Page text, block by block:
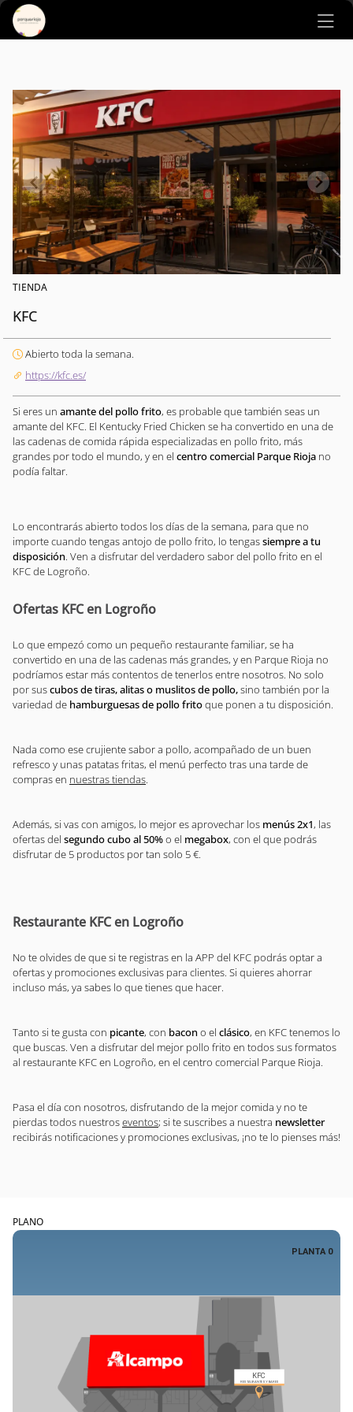
Ir al contenido principal
TIENDA
KFC
Abierto toda la semana.
https://kfc.es/
Si eres un amante del pollo frito, es probable que también seas un
amante del KFC. El Kentucky Fried Chicken se ha convertido en una de
las cadenas de comida rápida especializadas en pollo frito, más
grandes por todo el mundo, y en el centro comercial Parque Rioja no
podía faltar.
Lo encontrarás abierto todos los días de la semana, para que no
importe cuando tengas antojo de pollo frito, lo tengassiempre a tu
disposición. Ven a disfrutar del verdadero sabor del pollo frito en el
KFC de Logroño.
Ofertas KFC en Logroño
Lo que empezó como un pequeño restaurante familiar, se ha
convertido en una de las cadenas más grandes, y en Parque Rioja no
podríamos estar más contentos de tenerlos entre nosotros. No solo
por suscubos de tiras, alitas o muslitos de pollo,sino también por la
variedad de hamburguesas de pollo fritoque ponen a tu disposición.
Nada como ese crujiente sabor a pollo, acompañado de un buen
refresco y unas patatas fritas, el menú perfecto tras una tarde de
compras en nuestras tiendas.
Además, si vas con amigos, lo mejor es aprovechar los menús 2x1, las
ofertas del segundo cubo al 50%o el megabox, con el que podrás
disfrutar de 5 productos por tan solo 5 €.
Restaurante KFC en Logroño
No te olvides de que si te registras en la APP del KFC podrás optar a
ofertas y promociones exclusivas para clientes. Si quieres ahorrar
incluso más, ya sabes lo que tienes que hacer.
Tanto si te gusta con picante, con bacon o el clásico, en KFC tenemos lo
que buscas. Ven a disfrutar del mejor pollo frito en todos sus formatos
al restaurante KFC en Logroño, en el centro comercial Parque Rioja.
Pasa el día con nosotros, disfrutando de la mejor comida y no te
pierdas todos nuestroseventos; si te suscribes a nuestra newsletter
recibirás notificaciones y promociones exclusivas, ¡no te lo pienses más!
PLANO